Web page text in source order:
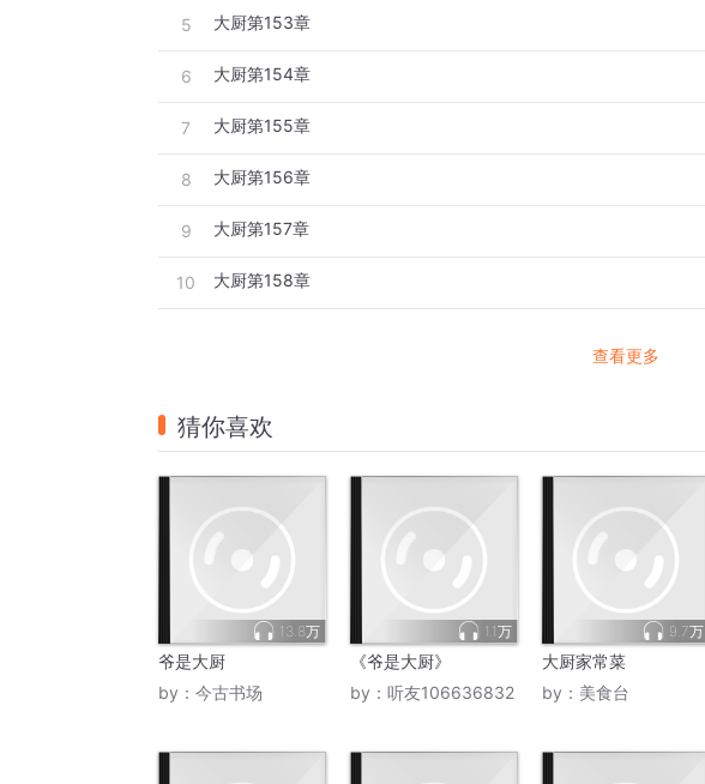
5 大厨第153章
6 大厨第154章
7 大厨第155章
8 大厨第156章
9 大厨第157章
10 大厨第158章
查看更多
猜你喜欢
13.8万
爷是大厨
by： 今古书场
1.1万
《爷是大厨》
by： 听友106636832
9.7万
大厨家常菜
by： 美食台